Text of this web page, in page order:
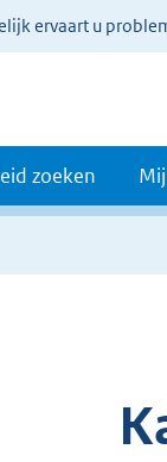
ervaart u
zoeken